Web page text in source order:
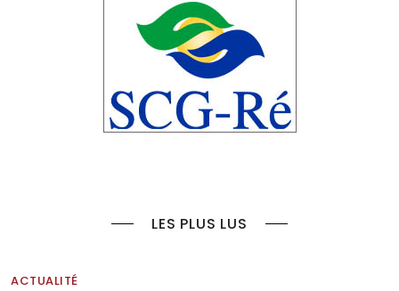
LES PLUS LUS
ACTUALITÉ